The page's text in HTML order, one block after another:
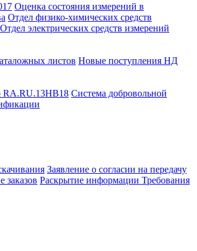
Оценка состояния измерений в
Отдел физико-химических средств
Отдел электрических средств измерений
листов Новые поступления НД
RA.RU.13HB18 Система добровольной
Заявление о согласии на передачу
заказов Раскрытие информации Требования